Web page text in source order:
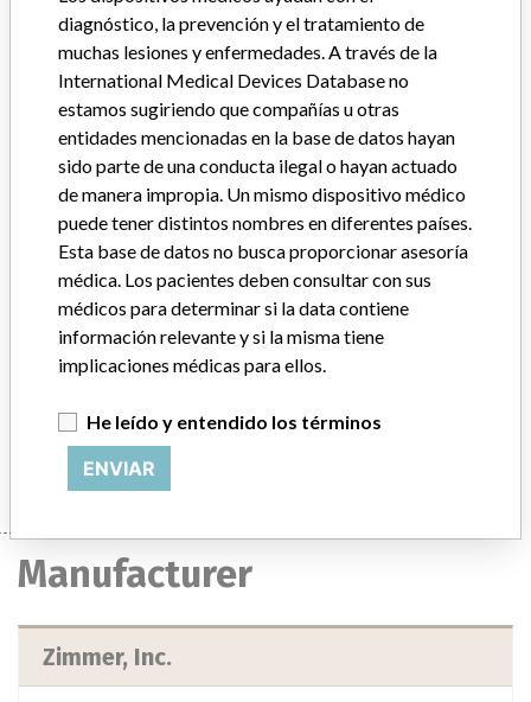
Distribución
Worldwide distribution: US Nationwide (including PR and USVI),
and countries of: Israel, Argentina, Brazil, France, Mexico, Saudi
Arabia, Beirut, China, Korea, San Salvador, Honduras, Canada,
Australia, Switzerland, Germany, Arab Emirates, UK, Belgium,
Egypt, Spain, France, Italy, Iran, Lebanon, Jordan, Iraq, Canary
Islands.
Descripción del producto
VERSA-FX II FEMORAL FIXATION SYSTEM COMPRESSION
TUBE/PLATE, standard and short low profiles, several holes/length
combinations (2/54, 3/70, 4/86, 5/102, 6/118) and several angles
(130, 135, 140, 145 and 150). Item codes starting with 00-1193-
130, 00-1193-135, 00-1193-140, 00-1193-145, 00-1193-150.
Manufacturer
Manufacturer
Zimmer, Inc.
diagnóstico, la prevención y el tratamiento de
muchas lesiones y enfermedades. A través de la
International Medical Devices Database no
estamos sugiriendo que compañías u otras
entidades mencionadas en la base de datos hayan
sido parte de una conducta ilegal o hayan actuado
de manera impropia. Un mismo dispositivo médico
puede tener distintos nombres en diferentes países.
Esta base de datos no busca proporcionar asesoría
médica. Los pacientes deben consultar con sus
médicos para determinar si la data contiene
información relevante y si la misma tiene
implicaciones médicas para ellos.
He leído y entendido los términos
ENVIAR